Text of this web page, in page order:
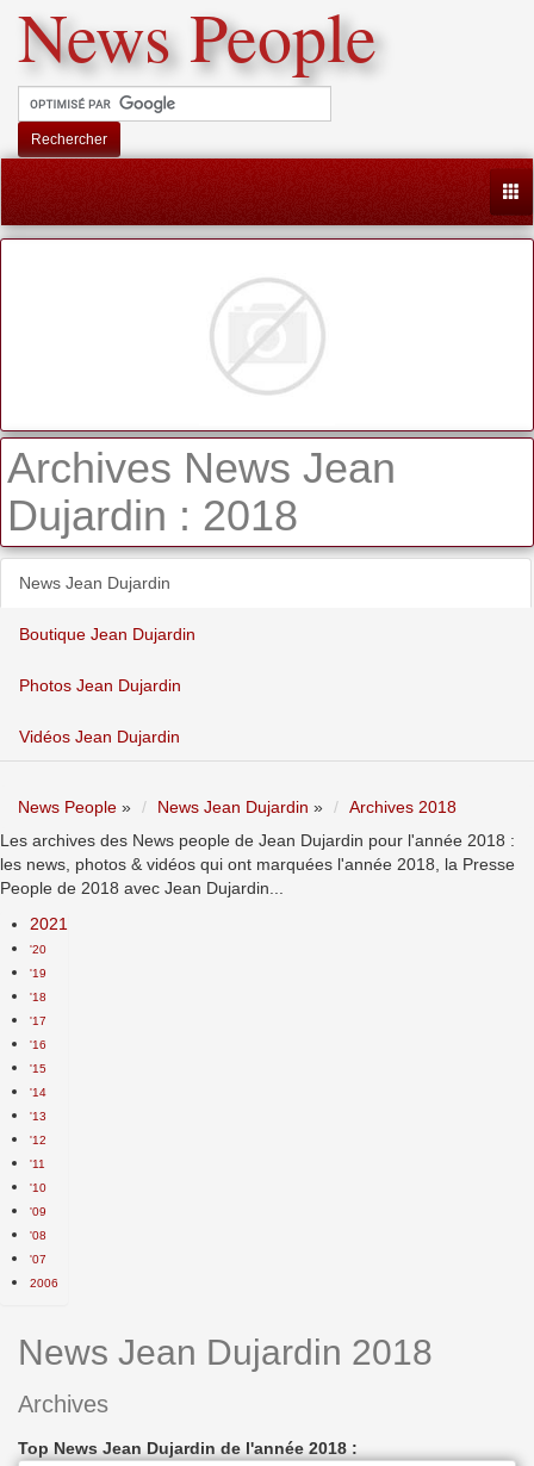
News People
Rechercher
Archives News Jean
Dujardin : 2018
News Jean Dujardin
Boutique Jean Dujardin
Photos Jean Dujardin
Vidéos Jean Dujardin
News People » News Jean Dujardin »
Archives 2018
Les archives des News people de Jean Dujardin pour l'année 2018 :
les news, photos & vidéos qui ont marquées l'année 2018, la Presse
People de 2018 avec Jean Dujardin...
2021
'20
'19
'18
'17
'16
'15
'14
'13
'12
'11
'10
'09
'08
'07
2006
News Jean Dujardin 2018
Archives
Top News Jean Dujardin de l'année 2018 :